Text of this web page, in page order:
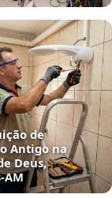
de
Antigo na
Deus,